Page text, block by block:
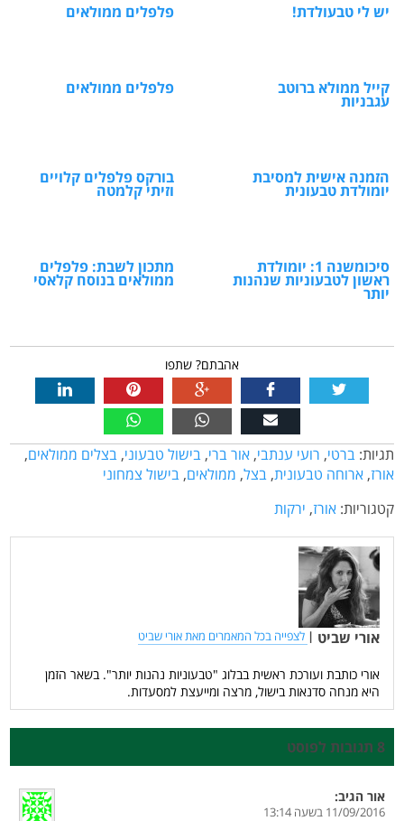
יש לי טבעולדת! פלפלים ממולאים
קייל ממולא ברוטב
עגבניות
פלפלים ממולאים
הזמנה אישית למסיבת
יומולדת טבעונית
בורקס פלפלים קלויים
וזיתי קלמטה
סיכומשנה 1: יומולדת
ראשון לטבעוניות שנהנות
יותר
מתכון לשבת: פלפלים
ממולאים בנוסח קלאסי
אהבתם? שתפו
תגיות: ברטי, רועי ענתבי, אור ברי, בישול טבעוני, בצלים ממולאים,
אורז, ארוחה טבעונית, בצל, ממולאים, בישול צמחוני
קטגוריות: אורז, ירקות
אורי שביט | לצפייה בכל המאמרים מאת אורי שביט
אורי כותבת ועורכת ראשית בבלוג "טבעוניות נהנות יותר". בשאר הזמן
היא מנחה סדנאות בישול, מרצה ומייעצת למסעדות.
8 תגובות לפוסט
אור הגיב:
11/09/2016 בשעה 13:14